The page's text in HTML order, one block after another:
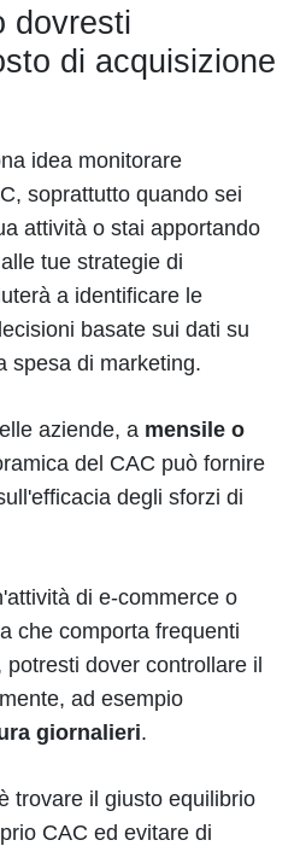
dovresti
di acquisizione
idea monitorare
soprattutto quando sei
attività o stai apportando
tue strategie di
a identificare le
basate sui dati su
spesa di marketing.
aziende, a mensile o
del CAC può fornire
degli sforzi di
di e-commerce o
che comporta frequenti
dover controllare il
ad esempio
giornalieri.
trovare il giusto equilibrio
CAC ed evitare di